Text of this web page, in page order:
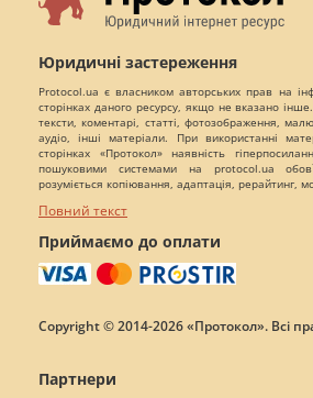
Юридичні застереження
Protocol.ua є власником авторських прав на
сторінках даного ресурсу, якщо не вказано
тексти, коментарі, статті, фотозображення,
аудіо, інші матеріали. При використанні
сторінках «Протокол» наявність
пошуковими системами на protocol.ua
розуміється копіювання, адаптація, рерайтинг,
Повний текст
Приймаємо до оплати
Copyright © 2014-2026 «Протокол». Всі
Партнери